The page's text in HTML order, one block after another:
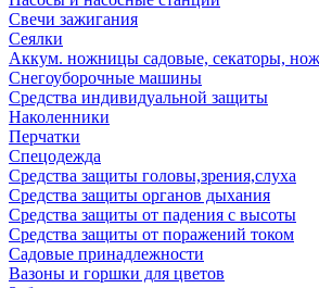
Свечи зажигания
Сеялки
Аккум. ножницы садовые, секаторы,
Снегоуборочные машины
Средства индивидуальной защиты
Наколенники
Перчатки
Спецодежда
Средства защиты головы,зрения,слуха
Средства защиты органов дыхания
Средства защиты от падения с высоты
Средства защиты от поражений током
Садовые принадлежности
Вазоны и горшки для цветов